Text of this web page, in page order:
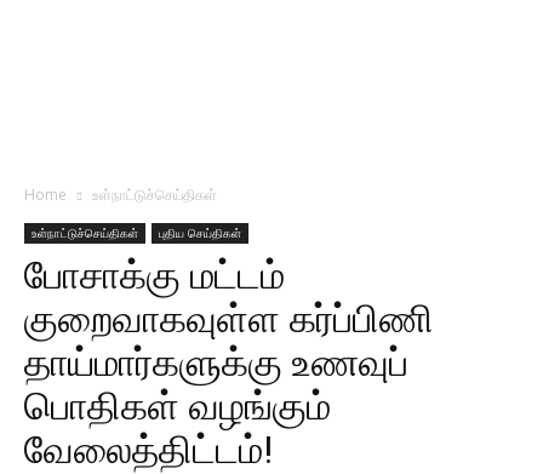
Home உள்நாட்டுச்செய்திகள்
உள்நாட்டுச்செய்திகள் புதிய செய்திகள்
போசாக்கு மட்டம்
குறைவாகவுள்ள கர்ப்பிணி
தாய்மார்களுக்கு உணவுப்
பொதிகள் வழங்கும்
வேலைத்திட்டம்!